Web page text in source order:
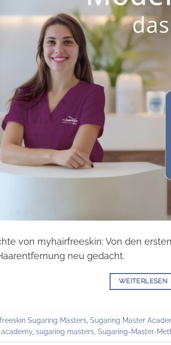
von myhairfreeskin: Von den
neu gedacht.
WEITERLESEN
Sugaring Masters Sugaring Master
sugaring masters Sugaring-Master-